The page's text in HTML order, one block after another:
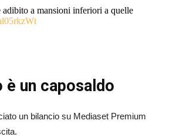
adibito a mansioni inferiori a quelle
un caposaldo
un bilancio su Mediaset Premium